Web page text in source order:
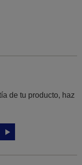
de tu producto, haz